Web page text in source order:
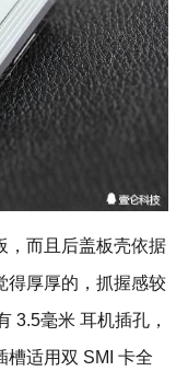
，而且后盖板壳依据
得厚厚的，抓握感较
3.5毫米 耳机插孔，
槽适用双 SMI 卡全